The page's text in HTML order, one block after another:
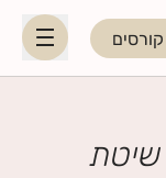
קורסים